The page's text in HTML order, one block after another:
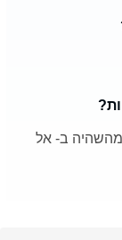
ב- אל